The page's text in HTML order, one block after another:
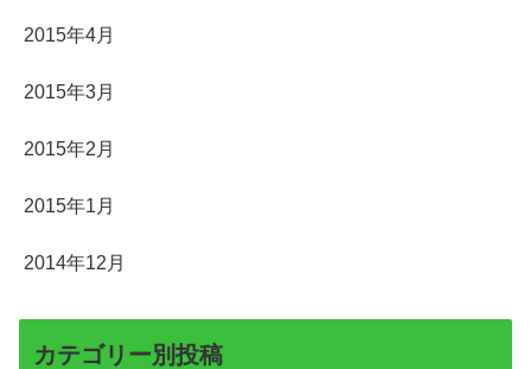
2015年4月
2015年3月
2015年2月
2015年1月
2014年12月
カテゴリー別投稿